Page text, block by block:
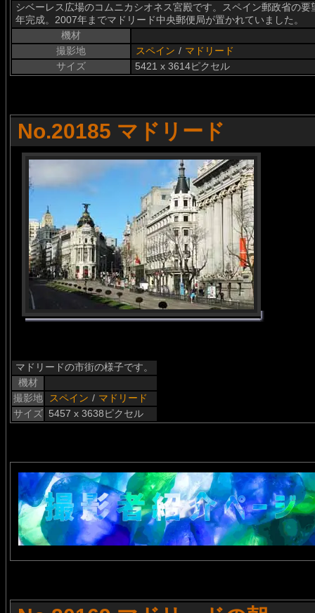
シベーレス広場のコムニカシオネス宮殿です。スペイン郵政省の
年完成。2007年までマドリード中央郵便局が置かれていました。
機材
撮影地
スペイン / マドリード
サイズ
5421 x 3614ピクセル
No.20185 マドリード
マドリードの市街の様子です。
機材
撮影地
スペイン / マドリード
サイズ 5457 x 3638ピクセル